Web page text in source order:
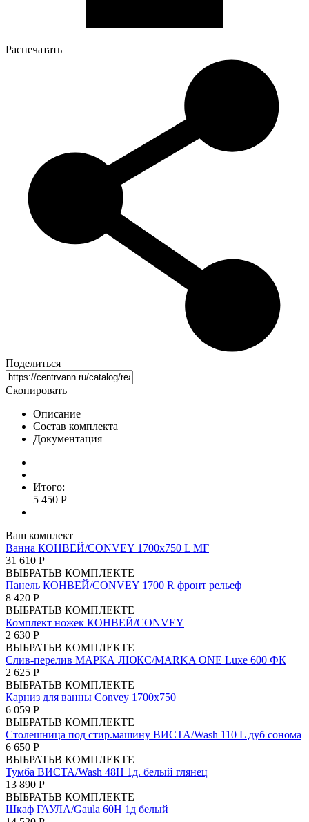
Распечатать
Поделиться
Скопировать
Описание
Состав комплекта
Документация
Итого:
5 450 Р
Ваш комплект
Ванна КОНВЕЙ/CONVEY 1700х750 L МГ
31 610 Р
ВЫБРАТЬВ КОМПЛЕКТЕ
Панель КОНВЕЙ/CONVEY 1700 R фронт рельеф
8 420 Р
ВЫБРАТЬВ КОМПЛЕКТЕ
Комплект ножек КОНВЕЙ/CONVEY
2 630 Р
ВЫБРАТЬВ КОМПЛЕКТЕ
Слив-перелив МАРКА ЛЮКС/MARKA ONE Luxe 600 ФК
2 625 Р
ВЫБРАТЬВ КОМПЛЕКТЕ
Карниз для ванны Convey 1700x750
6 059 Р
ВЫБРАТЬВ КОМПЛЕКТЕ
Столешница под стир.машину ВИСТА/Wash 110 L дуб сонома
6 650 Р
ВЫБРАТЬВ КОМПЛЕКТЕ
Тумба ВИСТА/Wash 48Н 1д. белый глянец
13 890 Р
ВЫБРАТЬВ КОМПЛЕКТЕ
Шкаф ГАУЛА/Gaula 60Н 1д белый